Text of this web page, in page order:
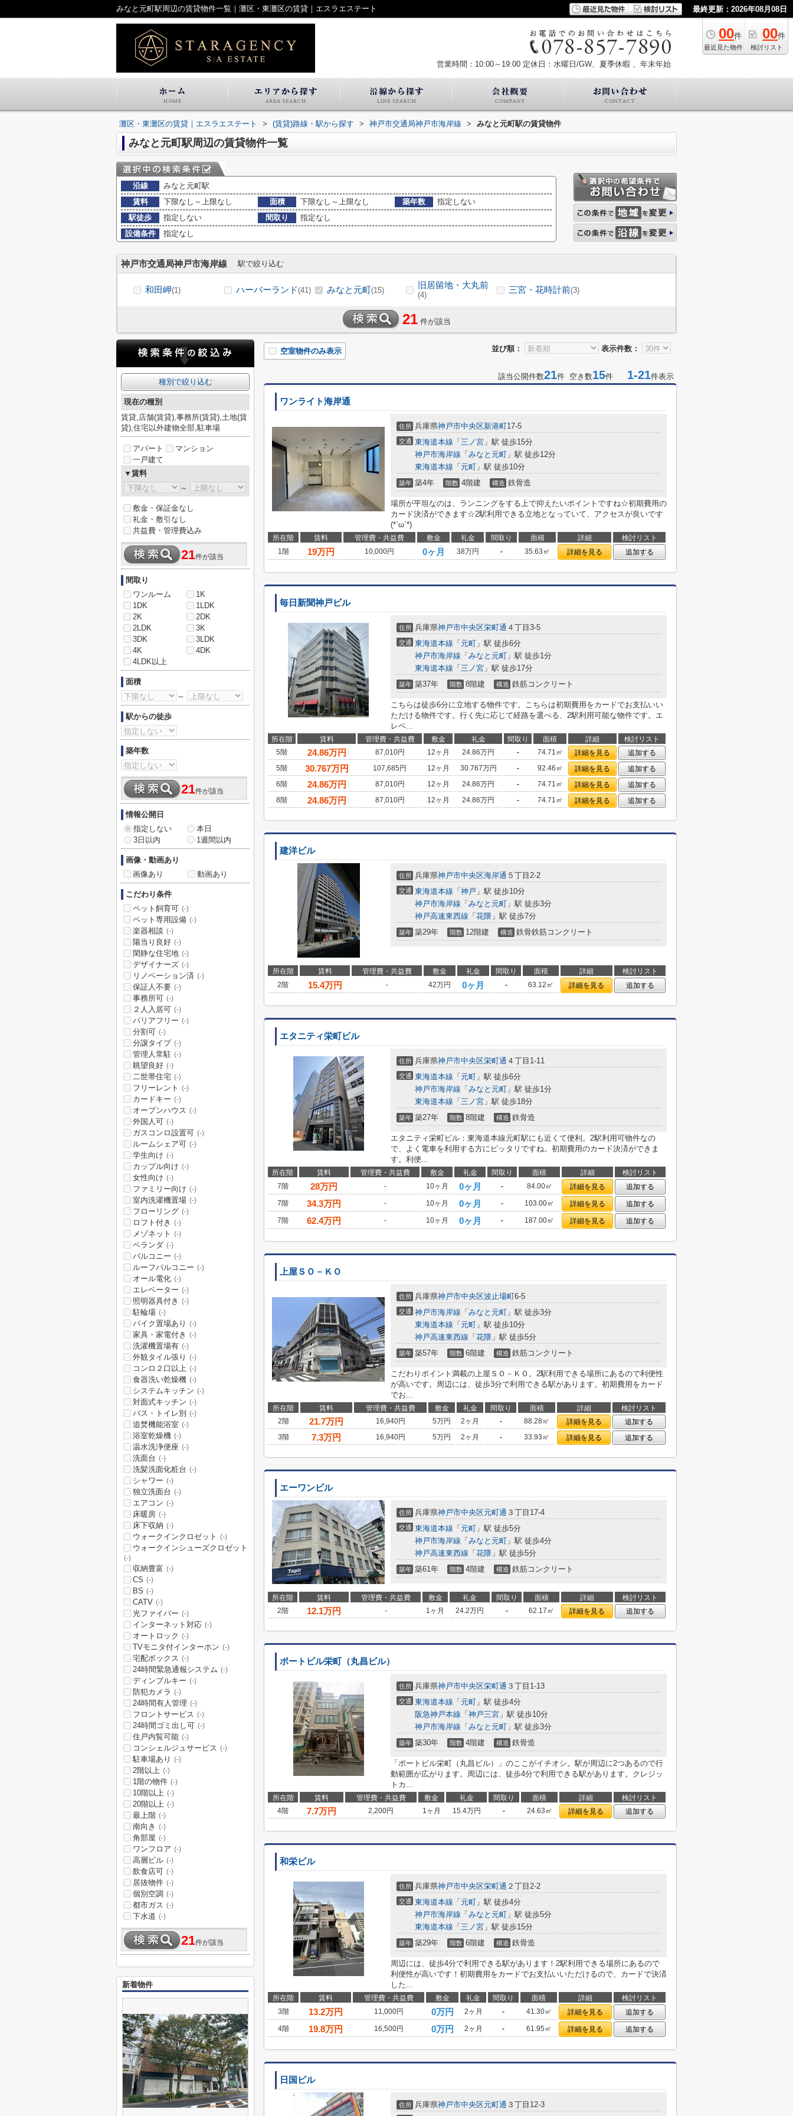
みなと元町駅周辺の賃貸物件一覧｜灘区・東灘区の賃貸｜エスラエステート 最終更新：2026年08月08日
00件
最近見た物件
00件
検討リスト
営業時間：10:00～19:00 定休日：水曜日/GW、夏季休暇 、年末年始
灘区・東灘区の賃貸｜エスラエステート > (賃貸)路線・駅から探す > 神戸市交通局神戸市海岸線 > みなと元町駅の賃貸物件
みなと元町駅周辺の賃貸物件一覧
沿線
みなと元町駅
賃料
下限なし～上限なし 面積 下限なし～上限なし 築年数
指定しない
駅徒歩
指定しない 間取り
指定なし
設備条件
指定なし
神戸市交通局神戸市海岸線 駅で絞り込む
和田岬(1) ハーバーランド(41) みなと元町(15)
旧居留地・大丸前
(4)
三宮・花時計前(3)
21 件が該当
並び順： 表示件数：
空室物件のみ表示
該当公開件数21件 空き数15件 1-21件表示
ワンライト海岸通
住所 兵庫県神戸市中央区新港町17-5
交通 東海道本線 「 三ノ宮 」駅 徒歩15分
神戸市海岸線 「 みなと元町 」駅 徒歩12分
東海道本線 「 元町 」駅 徒歩10分
築年 築4年 階数 4階建 構造 鉄骨造
場所が平坦なのは、ランニングをする上で抑えたいポイントですね☆初期費用の
カード決済ができます☆2駅利用できる立地となっていて、アクセスが良いです
(*´ω`*)
所在階 賃料 管理費・共益費 敷金 礼金 間取り 面積 詳細
検討リスト
1階
19万円 10,000円 0ヶ月 38万円 - 35.63㎡ 詳細を見る 追加する
毎日新聞神戸ビル
住所 兵庫県神戸市中央区栄町通 ４丁目3-5
交通 東海道本線 「 元町 」駅 徒歩6分
神戸市海岸線 「 みなと元町 」駅 徒歩1分
東海道本線 「 三ノ宮 」駅 徒歩17分
築年 築37年 階数 8階建 構造 鉄筋コンクリート
こちらは徒歩6分に立地する物件です。こちらは初期費用をカードでお支払いい
ただける物件です。行く先に応じて経路を選べる、2駅利用可能な物件です。エ
レベ...
所在階 賃料 管理費・共益費 敷金 礼金 間取り 面積 詳細
検討リスト
5階
24.86万円 87,010円 12ヶ月 24.86万円 - 74.71㎡ 詳細を見る
追加する
5階
30.767万円 107,685円 12ヶ月 30.767万円 - 92.46㎡ 詳細を見る
追加する
6階
24.86万円 87,010円 12ヶ月 24.86万円 - 74.71㎡ 詳細を見る
追加する
8階
24.86万円 87,010円 12ヶ月 24.86万円 - 74.71㎡ 詳細を見る 追加する
建洋ビル
住所 兵庫県神戸市中央区海岸通 ５丁目2-2
交通 東海道本線 「 神戸 」駅 徒歩10分
神戸市海岸線 「 みなと元町 」駅 徒歩3分
神戸高速東西線 「 花隈 」駅 徒歩7分
築年 築29年 階数 12階建 構造 鉄骨鉄筋コンクリート
所在階 賃料 管理費・共益費 敷金 礼金 間取り 面積 詳細
検討リスト
2階
15.4万円 - 42万円 0ヶ月 - 63.12㎡ 詳細を見る 追加する
エタニティ栄町ビル
住所 兵庫県神戸市中央区栄町通 ４丁目1-11
交通 東海道本線 「 元町 」駅 徒歩6分
神戸市海岸線 「 みなと元町 」駅 徒歩1分
東海道本線 「 三ノ宮 」駅 徒歩18分
築年 築27年 階数 8階建 構造 鉄骨造
エタニティ栄町ビル：東海道本線元町駅にも近くて便利。2駅利用可物件なの
で、よく電車を利用する方にピッタリですね。初期費用のカード決済ができま
す。利便...
所在階 賃料 管理費・共益費 敷金 礼金 間取り 面積 詳細
検討リスト
7階
28万円 - 10ヶ月 0ヶ月 - 84.00㎡ 詳細を見る
追加する
7階
34.3万円 - 10ヶ月 0ヶ月 - 103.00㎡ 詳細を見る
追加する
7階
62.4万円 - 10ヶ月 0ヶ月 - 187.00㎡ 詳細を見る 追加する
上屋ＳＯ－ＫＯ
住所 兵庫県神戸市中央区波止場町6-5
交通 神戸市海岸線 「 みなと元町 」駅 徒歩3分
東海道本線 「 元町 」駅 徒歩10分
神戸高速東西線 「 花隈 」駅 徒歩5分
築年 築57年 階数 6階建 構造 鉄筋コンクリート
こだわりポイント満載の上屋ＳＯ－ＫＯ。2駅利用できる場所にあるので利便性
が高いです。周辺には、徒歩3分で利用できる駅があります。初期費用をカード
でお...
所在階 賃料 管理費・共益費 敷金 礼金 間取り 面積 詳細
検討リスト
2階
21.7万円 16,940円 5万円 2ヶ月 - 88.28㎡ 詳細を見る
追加する
3階
7.3万円 16,940円 5万円 2ヶ月 - 33.93㎡ 詳細を見る 追加する
エーワンビル
住所 兵庫県神戸市中央区元町通 ３丁目17-4
交通 東海道本線 「 元町 」駅 徒歩5分
神戸市海岸線 「 みなと元町 」駅 徒歩4分
神戸高速東西線 「 花隈 」駅 徒歩5分
築年 築61年 階数 4階建 構造 鉄筋コンクリート
所在階 賃料 管理費・共益費 敷金 礼金 間取り 面積 詳細
検討リスト
2階
12.1万円 - 1ヶ月 24.2万円 - 62.17㎡ 詳細を見る 追加する
ポートビル栄町（丸昌ビル）
住所 兵庫県神戸市中央区栄町通 ３丁目1-13
交通 東海道本線 「 元町 」駅 徒歩4分
阪急神戸本線 「 神戸三宮 」駅 徒歩10分
神戸市海岸線 「 みなと元町 」駅 徒歩3分
築年 築30年 階数 4階建 構造 鉄骨造
「ポートビル栄町（丸昌ビル）」のここがイチオシ。駅が周辺に2つあるので行
動範囲が広がります。周辺には、徒歩4分で利用できる駅があります。クレジッ
トカ...
所在階 賃料 管理費・共益費 敷金 礼金 間取り 面積 詳細
検討リスト
4階
7.7万円 2,200円 1ヶ月 15.4万円 - 24.63㎡ 詳細を見る 追加する
和栄ビル
住所 兵庫県神戸市中央区栄町通 ２丁目2-2
交通 東海道本線 「 元町 」駅 徒歩4分
神戸市海岸線 「 みなと元町 」駅 徒歩5分
東海道本線 「 三ノ宮 」駅 徒歩15分
築年 築29年 階数 6階建 構造 鉄骨造
周辺には、徒歩4分で利用できる駅があります！2駅利用できる場所にあるので
利便性が高いです！初期費用をカードでお支払いいただけるので、カードで決済
した...
所在階 賃料 管理費・共益費 敷金 礼金 間取り 面積 詳細
検討リスト
3階
13.2万円 11,000円 0万円 2ヶ月 - 41.30㎡ 詳細を見る
追加する
4階
19.8万円 16,500円 0万円 2ヶ月 - 61.95㎡ 詳細を見る 追加する
日国ビル
住所 兵庫県神戸市中央区元町通 ３丁目12-3
種別で絞り込む
現在の種別
賃貸,店舗(賃貸),事務所(賃貸),土地(賃
貸),住宅以外建物全部,駐車場
アパート
マンション
一戸建て
▼賃料
～
敷金・保証金なし
礼金・敷引なし
共益費・管理費込み
21件が該当
間取り
ワンルーム
1K
1DK
1LDK
2K
2DK
2LDK
3K
3DK
3LDK
4K
4DK
4LDK以上
面積
～
駅からの徒歩
築年数
21件が該当
情報公開日
指定しない
本日
3日以内
1週間以内
画像・動画あり
画像あり
動画あり
こだわり条件
ペット飼育可 (-)
ペット専用設備 (-)
楽器相談 (-)
陽当り良好 (-)
閑静な住宅地 (-)
デザイナーズ (-)
リノベーション済 (-)
保証人不要 (-)
事務所可 (-)
２人入居可 (-)
バリアフリー (-)
分割可 (-)
分譲タイプ (-)
管理人常駐 (-)
眺望良好 (-)
二世帯住宅 (-)
フリーレント (-)
カードキー (-)
オープンハウス (-)
外国人可 (-)
ガスコンロ設置可 (-)
ルームシェア可 (-)
学生向け (-)
カップル向け (-)
女性向け (-)
ファミリー向け (-)
室内洗濯機置場 (-)
フローリング (-)
ロフト付き (-)
メゾネット (-)
ベランダ (-)
バルコニー (-)
ルーフバルコニー (-)
オール電化 (-)
エレベーター (-)
照明器具付き (-)
駐輪場 (-)
バイク置場あり (-)
家具・家電付き (-)
洗濯機置場有 (-)
外観タイル張り (-)
コンロ２口以上 (-)
食器洗い乾燥機 (-)
システムキッチン (-)
対面式キッチン (-)
バス・トイレ別 (-)
追焚機能浴室 (-)
浴室乾燥機 (-)
温水洗浄便座 (-)
洗面台 (-)
洗髪洗面化粧台 (-)
シャワー (-)
独立洗面台 (-)
エアコン (-)
床暖房 (-)
床下収納 (-)
ウォークインクロゼット (-)
ウォークインシューズクロゼット
(-)
収納豊富 (-)
CS (-)
BS (-)
CATV (-)
光ファイバー (-)
インターネット対応 (-)
オートロック (-)
TVモニタ付インターホン (-)
宅配ボックス (-)
24時間緊急通報システム (-)
ディンプルキー (-)
防犯カメラ (-)
24時間有人管理 (-)
フロントサービス (-)
24時間ゴミ出し可 (-)
住戸内覧可能 (-)
コンシェルジュサービス (-)
駐車場あり (-)
2階以上 (-)
1階の物件 (-)
10階以上 (-)
20階以上 (-)
最上階 (-)
南向き (-)
角部屋 (-)
ワンフロア (-)
高層ビル (-)
飲食店可 (-)
居抜物件 (-)
個別空調 (-)
都市ガス (-)
下水道 (-)
21件が該当
新着物件